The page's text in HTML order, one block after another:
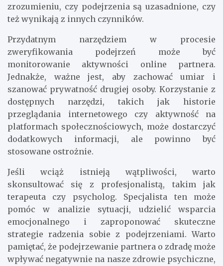
zrozumieniu, czy podejrzenia są uzasadnione, czy
też wynikają z innych czynników.
Przydatnym narzędziem w procesie
zweryfikowania podejrzeń może być
monitorowanie aktywności online partnera.
Jednakże, ważne jest, aby zachować umiar i
szanować prywatność drugiej osoby. Korzystanie z
dostępnych narzędzi, takich jak historie
przeglądania internetowego czy aktywność na
platformach społecznościowych, może dostarczyć
dodatkowych informacji, ale powinno być
stosowane ostrożnie.
Jeśli wciąż istnieją wątpliwości, warto
skonsultować się z profesjonalistą, takim jak
terapeuta czy psycholog. Specjalista ten może
pomóc w analizie sytuacji, udzielić wsparcia
emocjonalnego i zaproponować skuteczne
strategie radzenia sobie z podejrzeniami. Warto
pamiętać, że podejrzewanie partnera o zdradę może
wpływać negatywnie na nasze zdrowie psychiczne,